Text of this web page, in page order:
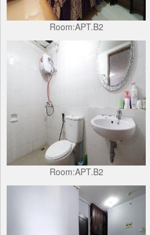
Room:APT.B2
Room:APT.B2